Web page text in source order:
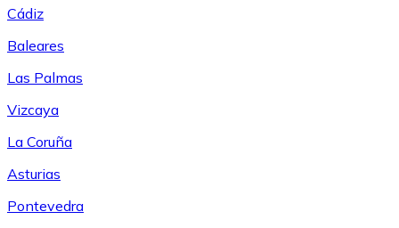
Cádiz
Baleares
Las Palmas
Vizcaya
La Coruña
Asturias
Pontevedra